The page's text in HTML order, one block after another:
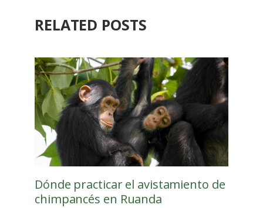
RELATED POSTS
Dónde practicar el avistamiento de
chimpancés en Ruanda